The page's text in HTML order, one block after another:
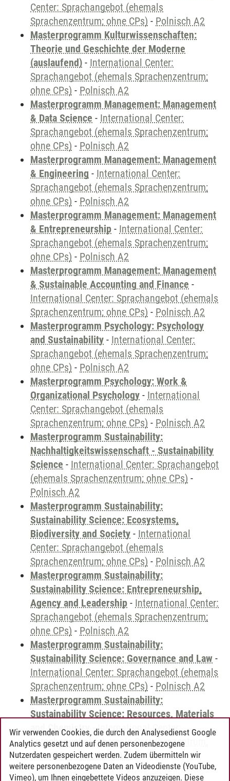
Center: Sprachangebot (ehemals
Sprachenzentrum; ohne CPs) - Polnisch A2
Masterprogramm Kulturwissenschaften:
Theorie und Geschichte der Moderne
(auslaufend) - International Center:
Sprachangebot (ehemals Sprachenzentrum;
ohne CPs) - Polnisch A2
Masterprogramm Management: Management
& Data Science - International Center:
Sprachangebot (ehemals Sprachenzentrum;
ohne CPs) - Polnisch A2
Masterprogramm Management: Management
& Engineering - International Center:
Sprachangebot (ehemals Sprachenzentrum;
ohne CPs) - Polnisch A2
Masterprogramm Management: Management
& Entrepreneurship - International Center:
Sprachangebot (ehemals Sprachenzentrum;
ohne CPs) - Polnisch A2
Masterprogramm Management: Management
& Sustainable Accounting and Finance -
International Center: Sprachangebot (ehemals
Sprachenzentrum; ohne CPs) - Polnisch A2
Masterprogramm Psychology: Psychology
and Sustainability - International Center:
Sprachangebot (ehemals Sprachenzentrum;
ohne CPs) - Polnisch A2
Masterprogramm Psychology: Work &
Organizational Psychology - International
Center: Sprachangebot (ehemals
Sprachenzentrum; ohne CPs) - Polnisch A2
Masterprogramm Sustainability:
Nachhaltigkeitswissenschaft - Sustainability
Science - International Center: Sprachangebot
(ehemals Sprachenzentrum; ohne CPs) -
Polnisch A2
Masterprogramm Sustainability:
Sustainability Science: Ecosystems,
Biodiversity and Society - International
Center: Sprachangebot (ehemals
Sprachenzentrum; ohne CPs) - Polnisch A2
Masterprogramm Sustainability:
Sustainability Science: Entrepreneurship,
Agency and Leadership - International Center:
Sprachangebot (ehemals Sprachenzentrum;
ohne CPs) - Polnisch A2
Masterprogramm Sustainability:
Sustainability Science: Governance and Law -
International Center: Sprachangebot (ehemals
Sprachenzentrum; ohne CPs) - Polnisch A2
Masterprogramm Sustainability:
Sustainability Science: Resources, Materials
and Chemistry -International Center:
Sprachangebot (ehemals Sprachenzentrum;
ohne CPs)-Polnisch A2
Wir verwenden Cookies, die durch den Analysedienst Google
Analytics gesetzt und auf denen personenbezogene
Nutzerdaten gespeichert werden. Zudem übermitteln wir
weitere personenbezogene Daten an Videodienste (YouTube,
Vimeo), um Ihnen eingebettete Videos anzuzeigen. Diese